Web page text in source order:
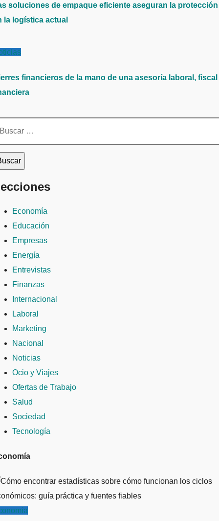
soluciones de empaque eficiente aseguran la protección
la logística actual
financieros de la mano de una asesoría laboral, fiscal
Economía
Educación
Empresas
Energía
Entrevistas
Finanzas
Internacional
Laboral
Marketing
Nacional
Noticias
Ocio y Viajes
Ofertas de Trabajo
Salud
Sociedad
Tecnología